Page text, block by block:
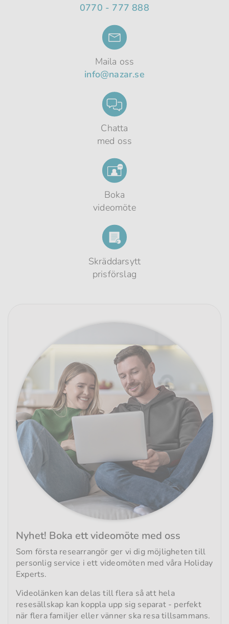
0770 - 777 888
Maila oss
info@nazar.se
Chatta
med oss
Boka
videomöte
Skräddarsytt
prisförslag
Nyhet! Boka ett videomöte med oss
Som första researrangör ger vi dig möjligheten till
personlig service i ett videomöten med våra Holiday
Experts.
Videolänken kan delas till flera så att hela
resesällskap kan koppla upp sig separat - perfekt
när flera familjer eller vänner ska resa tillsammans.